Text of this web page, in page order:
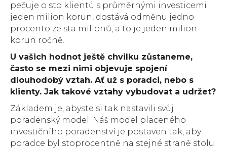
pečuje o sto klientů s průměrnými investicemi
jeden milion korun, dostává odměnu jedno
procento ze sta milionů, a to je jeden milion
korun ročně.
U vašich hodnot ještě chvilku zůstaneme,
často se mezi nimi objevuje spojení
dlouhodobý vztah. Ať už s poradci, nebo s
klienty. Jak takové vztahy vybudovat a udržet?
Základem je, abyste si tak nastavili svůj
poradenský model. Náš model placeného
investičního poradenství je postaven tak, aby
poradce byl stoprocentně na stejné straně stolu